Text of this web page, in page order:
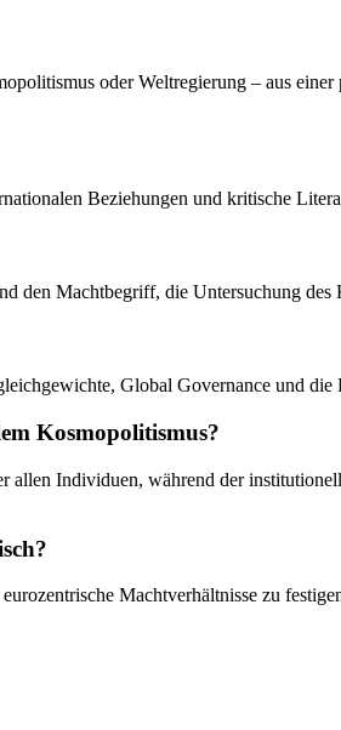
oder Weltregierung – aus
Beziehungen und kritische
Machtbegriff, die Untersuchung des
Global Governance und die
Kosmopolitismus?
Individuen, während der
Machtverhältnisse zu